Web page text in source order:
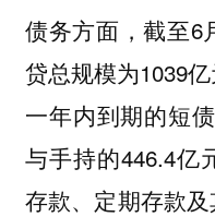
债务方面，截至6
贷总规模为1039
一年内到期的短
与手持的446.4亿
存款、定期存款